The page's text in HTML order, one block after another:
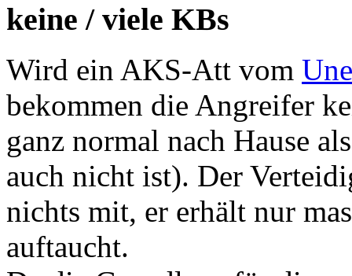
keine / viele KBs
Wird ein AKS-Att vom
bekommen die Angreifer
ganz normal nach Hause
auch nicht ist). Der
nichts mit, er erhält nur
auftaucht.